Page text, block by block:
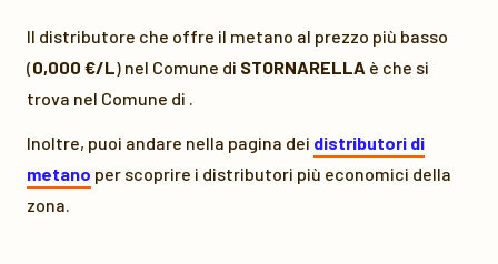
Il distributore che offre il metano al prezzo più basso
(0,000 €/L) nel Comune di STORNARELLA è che si
trova nel Comune di .
Inoltre, puoi andare nella pagina dei distributori di
metano per scoprire i distributori più economici della
zona.